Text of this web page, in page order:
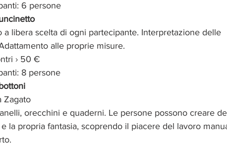
6 persone
a libera scelta di ogni partecipante. Interpretazione delle
alle proprie misure.
› 50 €
8 persone
Zagato
orecchini e quaderni. Le persone possono creare
la propria fantasia, scoprendo il piacere del lavoro